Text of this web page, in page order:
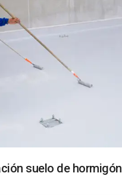
suelo de hormigón